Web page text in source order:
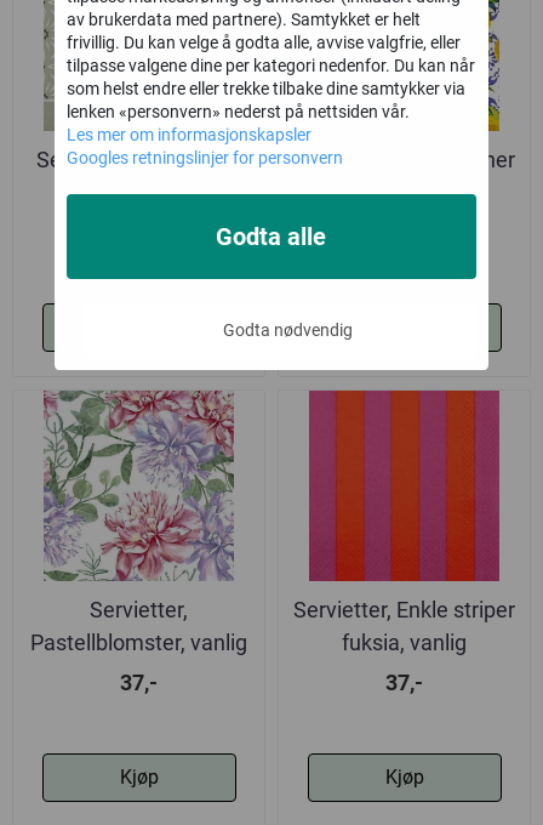
Servietter, Le Brienne
oliven, vanlig
Servietter, Sitrusgrener
på fliser, vanlig
Servietter,
Pastellblomster, vanlig
37,-
Kjøp
Servietter, Enkle striper
fuksia, vanlig
37,-
Kjøp
av brukerdata med partnere). Samtykket er helt
frivillig. Du kan velge å godta alle, avvise valgfrie, eller
tilpasse valgene dine per kategori nedenfor. Du kan når
som helst endre eller trekke tilbake dine samtykker via
lenken «personvern» nederst på nettsiden vår.
Les mer om informasjonskapsler
Googles retningslinjer for personvern
Godta nødvendig
Godta alle